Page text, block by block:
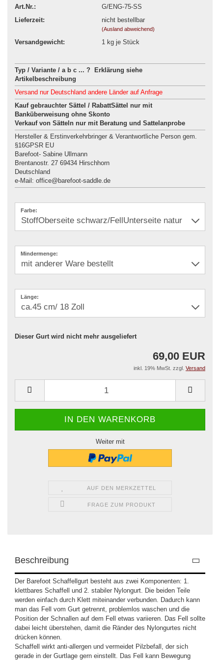
Art.Nr.:
G/ENG-75-SS
Lieferzeit:
nicht bestellbar
(Ausland abweichend)
Versandgewicht: 1 kg je Stück
Typ / Variante / a b c ... ? Erklärung siehe
Artikelbeschreibung
Versand nur Deutschland andere Länder auf Anfrage
Kauf gebrauchter Sättel / RabattSättel nur mit
Banküberweisung ohne Skonto
Verkauf von Sätteln nur mit Beratung und Sattelanprobe
Hersteller & Erstinverkehrbringer & Verantwortliche Person gem.
§16GPSR EU
Barefoot- Sabine Ullmann
Brentanostr. 27 69434 Hirschhorn
Deutschland
e-Mail: office@barefoot-saddle.de
Farbe:
Mindermenge:
Länge:
Dieser Gurt wird nicht mehr ausgeliefert
69,00 EUR
inkl. 19% MwSt. zzgl. Versand
Weiter mit
AUF DEN MERKZETTEL
FRAGE ZUM PRODUKT
Beschreibung
Der Barefoot Schaffellgurt besteht aus zwei Komponenten: 1.
klettbares Schaffell und 2. stabiler Nylongurt. Die beiden Teile
werden einfach durch Klett miteinander verbunden. Dadurch kann
man das Fell vom Gurt getrennt, problemlos waschen und die
Position der Schnallen auf dem Fell etwas variieren. Das Fell sollte
dabei leicht überstehen, damit die Ränder des Nylongurtes nicht
drücken können.
Schaffell wirkt anti-allergen und vermeidet Pilzbefall, der sich
gerade in der Gurtlage gern einstellt. Das Fell kann Bewegung